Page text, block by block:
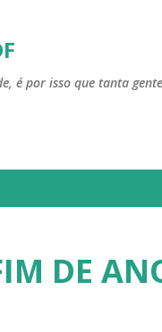
é por isso que tanta
DE